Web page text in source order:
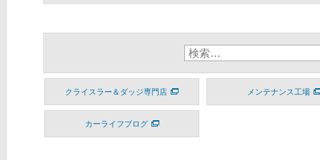
クライスラー＆ダッジ専門店 メンテナンス工場
カーライフブログ